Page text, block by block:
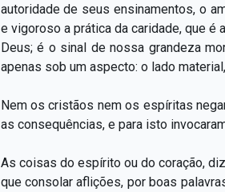
autoridade de seus ensinamentos, o
e vigoroso a prática da caridade, que
Deus; é o sinal de nossa grandeza
apenas sob um aspecto: o lado
Nem os cristãos nem os espíritas
as consequências, e para isto
As coisas do espírito ou do coração,
que consolar aflições, por boas